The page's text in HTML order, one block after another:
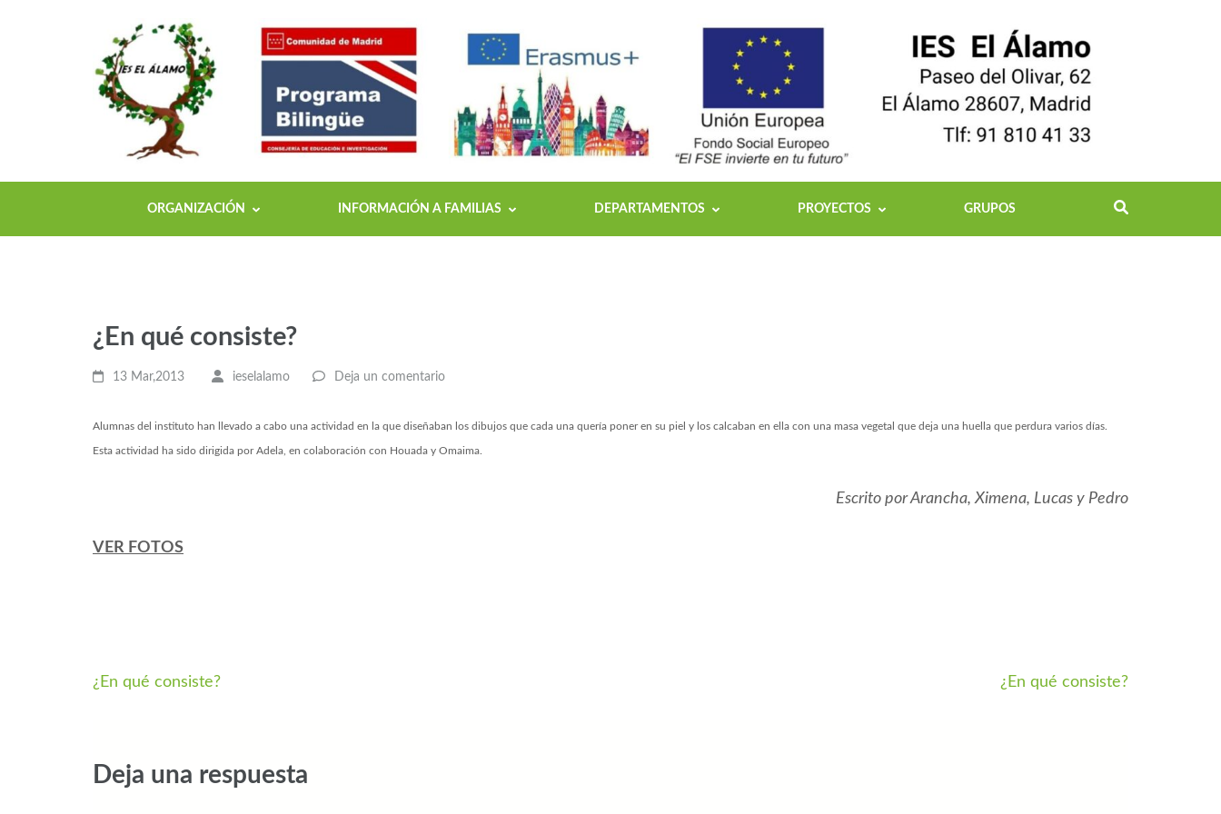
ORGANIZACIÓN INFORMACIÓN A FAMILIAS DEPARTAMENTOS PROYECTOS GRUPOS
¿En qué consiste?
13 Mar,2013 ieselalamo Deja un comentario
Alumnas del instituto han llevado a cabo una actividad en la que diseñaban los dibujos que cada una quería poner en su piel y los calcaban en ella con una masa vegetal que deja una huella que perdura varios días.
Esta actividad ha sido dirigida por Adela, en colaboración con Houada y Omaima.
Escrito por Arancha, Ximena, Lucas y Pedro
VER FOTOS
¿En qué consiste? ¿En qué consiste?
Deja una respuesta